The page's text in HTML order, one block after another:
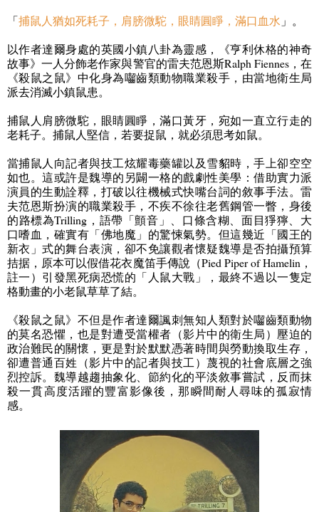
「捕鼠人猶如死耗子，肩膀微駝，眼睛圓睜，滿口血水 」。
以作者達爾身處的英國小鎮八卦為靈感，《亨利休格的神奇
故事》一人分飾老作家與警官的雷夫范恩斯Ralph Fiennes，在
《殺鼠之鼠》中化身為囓齒類動物職業殺手，由當地衛生局
派去消滅小鎮鼠患。
捕鼠人肩膀微駝，眼睛圓睜，滿口黃牙，宛如一直立行走的
老耗子。捕鼠人堅信，若要捉鼠，就必須思考如鼠。
當捕鼠人向記者與技工炫耀毒藥罐以及雪貂時，手上卻空空
如也。這或許是魏導的另闢一格的戲劇性美學：借助實力派
演員的生動詮釋，打破以往機械式快嘴台詞的敘事手法。雷
夫范恩斯扮演的職業殺手，不疾不徐往老舊鋼管一瞥，身後
的路標為Trilling ，語帶「顫音」、口條含糊、面目猙獰、大
口嗜血，確實有「佛地魔」的驚悚氣勢。但這幾近「國王的
新衣」式的舞台表演，卻不免讓觀者懷疑魏導是否拍攝預算
拮据，原本可以假借花衣魔笛手傳說（Pied Piper of Hamelin ，
註一）引發黑死病恐慌的「人鼠大戰」，最終不過以一隻定
格動畫的小老鼠草草了結。
《殺鼠之鼠》不但是作者達爾諷刺無知人類對於囓齒類動物
的莫名恐懼，也是對遭受當權者（影片中的衛生局）壓迫的
政治難民的關懷，更是對於默默憑著時間與勞動換取生存，
卻遭普通百姓（影片中的記者與技工）蔑視的社會底層之強
烈控訴。魏導越趨抽象化、節約化的平淡敘事嘗試，反而抹
殺一貫高度活躍的豐富影像後，那瞬間耐人尋味的孤寂情
感。